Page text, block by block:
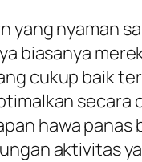
yang nyaman
biasanya
cukup baik
hawa
aktivitas